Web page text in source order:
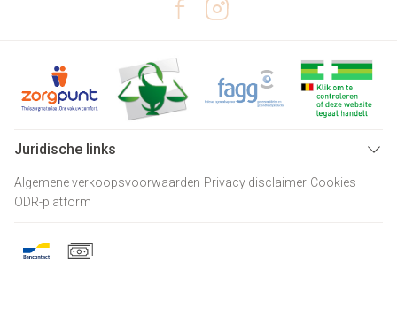
Juridische links
Algemene verkoopsvoorwaarden Privacy disclaimer Cookies
ODR-platform